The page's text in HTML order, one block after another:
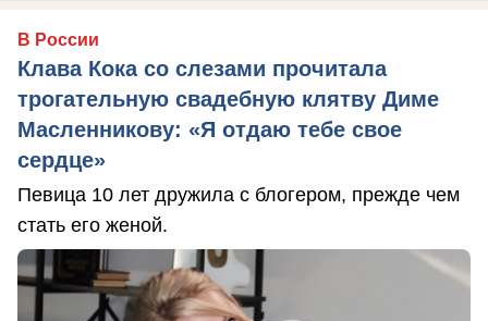
В России
Клава Кока со слезами прочитала
трогательную свадебную клятву Диме
Масленникову: «Я отдаю тебе свое
сердце»
Певица 10 лет дружила с блогером, прежде чем
стать его женой.